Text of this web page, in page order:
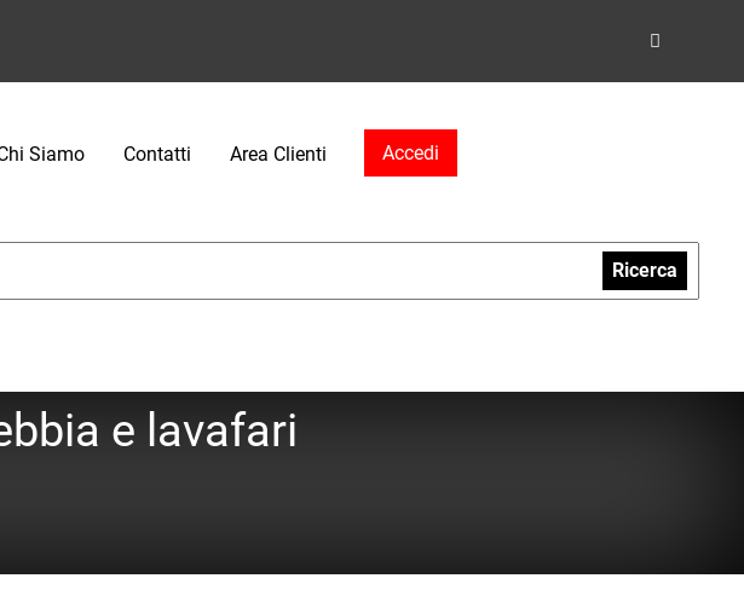
Siamo Contatti Area Clienti Accedi
Ricerca
e lavafari